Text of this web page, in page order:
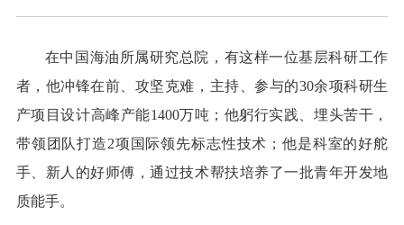
在中国海油所属研究总院，有这样一位基层科研工作
者，他冲锋在前、攻坚克难，主持、参与的30余项科研生
产项目设计高峰产能1400万吨；他躬行实践、埋头苦干，
带领团队打造2项国际领先标志性技术；他是科室的好舵
手、新人的好师傅，通过技术帮扶培养了一批青年开发地
质能手。